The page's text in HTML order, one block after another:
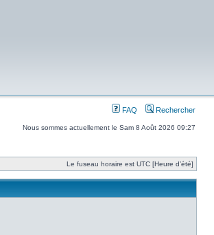
FAQ Rechercher
Nous sommes actuellement le Sam 8 Août 2026 09:27
Le fuseau horaire est UTC [Heure d’été]